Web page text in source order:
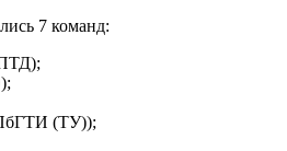
7 команд:
(ТУ));